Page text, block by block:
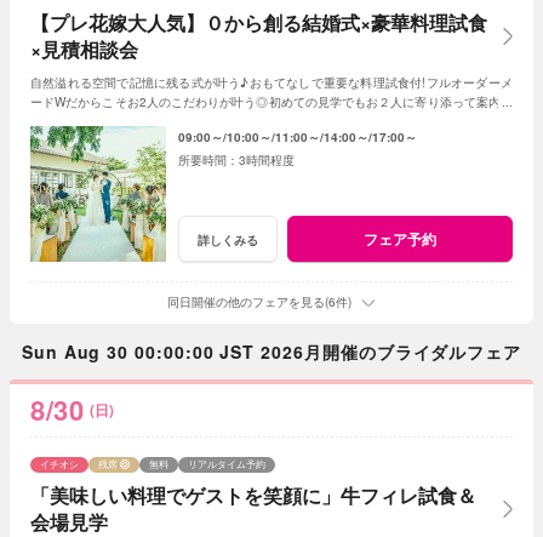
【プレ花嫁大人気】０から創る結婚式×豪華料理試食
×見積相談会
自然溢れる空間で記憶に残る式が叶う♪おもてなしで重要な料理試食付!フルオーダーメ
ードWだからこそお2人のこだわりが叶う◎初めての見学でもお２人に寄り添って案内さ
09:00～ 10:00～ 11:00～ 14:00～ 17:00～
3時間程度
詳しくみる フェア予約
同日開催の他のフェアを見る(6件)
Sun Aug 30 00:00:00 JST 2026月開催のブライダルフェア
8/30 (日)
「美味しい料理でゲストを笑顔に」牛フィレ試食＆
会場見学
イチオシ 残席 無料 リアルタイム予約